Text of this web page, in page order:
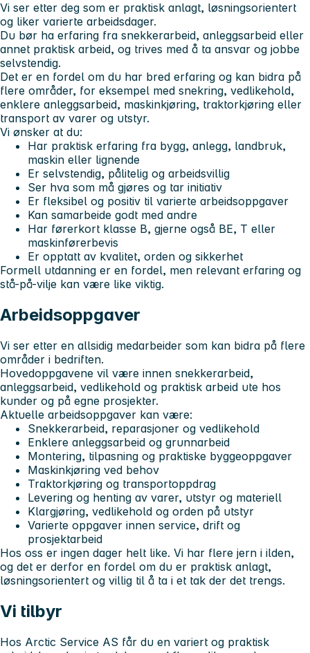
Vi ser etter deg som er praktisk anlagt, løsningsorientert
og liker varierte arbeidsdager.
Du bør ha erfaring fra snekkerarbeid, anleggsarbeid eller
annet praktisk arbeid, og trives med å ta ansvar og jobbe
selvstendig.
Det er en fordel om du har bred erfaring og kan bidra på
flere områder, for eksempel med snekring, vedlikehold,
enklere anleggsarbeid, maskinkjøring, traktorkjøring eller
transport av varer og utstyr.
Vi ønsker at du:
Har praktisk erfaring fra bygg, anlegg, landbruk,
maskin eller lignende
Er selvstendig, pålitelig og arbeidsvillig
Ser hva som må gjøres og tar initiativ
Er fleksibel og positiv til varierte arbeidsoppgaver
Kan samarbeide godt med andre
Har førerkort klasse B, gjerne også BE, T eller
maskinførerbevis
Er opptatt av kvalitet, orden og sikkerhet
Formell utdanning er en fordel, men relevant erfaring og
stå-på-vilje kan være like viktig.
Arbeidsoppgaver
Vi ser etter en allsidig medarbeider som kan bidra på flere
områder i bedriften.
Hovedoppgavene vil være innen snekkerarbeid,
anleggsarbeid, vedlikehold og praktisk arbeid ute hos
kunder og på egne prosjekter.
Aktuelle arbeidsoppgaver kan være:
Snekkerarbeid, reparasjoner og vedlikehold
Enklere anleggsarbeid og grunnarbeid
Montering, tilpasning og praktiske byggeoppgaver
Maskinkjøring ved behov
Traktorkjøring og transportoppdrag
Levering og henting av varer, utstyr og materiell
Klargjøring, vedlikehold og orden på utstyr
Varierte oppgaver innen service, drift og
prosjektarbeid
Hos oss er ingen dager helt like. Vi har flere jern i ilden,
og det er derfor en fordel om du er praktisk anlagt,
løsningsorientert og villig til å ta i et tak der det trengs.
Vi tilbyr
Hos Arctic Service AS får du en variert og praktisk